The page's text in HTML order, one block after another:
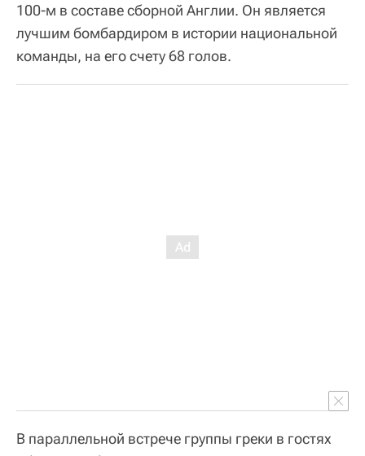
100-м в составе сборной Англии. Он является
лучшим бомбардиром в истории национальной
команды, на его счету 68 голов.
В параллельной встрече группы греки в гостях